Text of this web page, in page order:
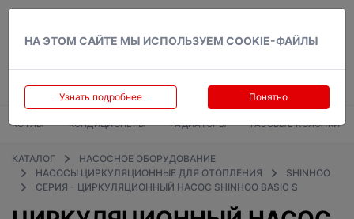
НА ЭТОМ САЙТЕ МЫ ИСПОЛЬЗУЕМ COOKIE-ФАЙЛЫ
Узнать подробнее Понятно
КОТЛЫ КОНДИЦИОНЕРЫ РАДИАТОРЫ ГАЗОВЫЕ КОЛОНКИ
КАТАЛОГ
НАСОСНОЕ ОБОРУДОВАНИЕ
НАСОСЫ ЦИРКУЛЯЦИОННЫЕ ДЛЯ ОТОПЛЕНИЯ
SHINHOO
СЕРИЯ - ЦИРКУЛЯЦИОННЫЙ НАСОС SHINHOO BASIC S